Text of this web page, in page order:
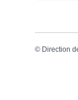
© Direction